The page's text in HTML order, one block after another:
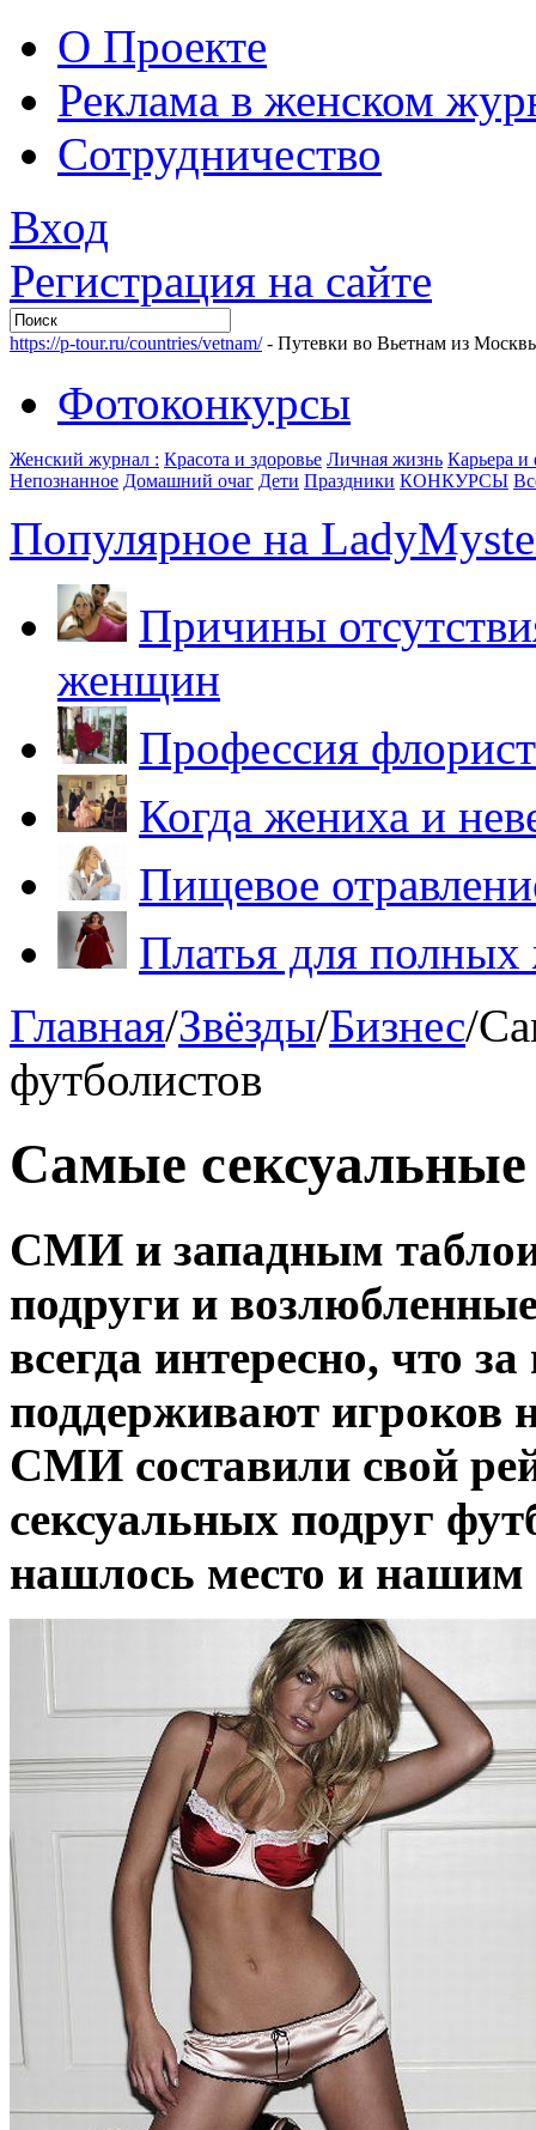
О Проекте
Реклама в женском
Сотрудничество
Вход
Регистрация на сайте
https://p-tour.ru/countries/vetnam/- Путевки во Вьетнам из
Фотоконкурсы
Женский журнал : Красота и здоровье Личная жизнь Карьера
Непознанное Домашний очаг Дети Праздники КОНКУРСЫ
Популярное на
Причины
женщин
Профессия
Когда жениха и
Пищевое
Платья для
Главная/Звёзды/Бизнес/
футболистов
Самые сексуальные
СМИ и западным
подруги и
всегда интересно, что
поддерживают игроков
СМИ составили свой
сексуальных подруг
нашлось место и нашим